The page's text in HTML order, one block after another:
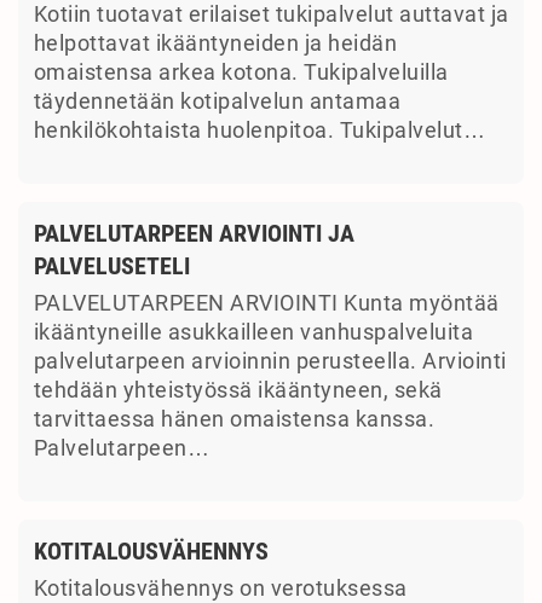
Kotiin tuotavat erilaiset tukipalvelut auttavat ja
helpottavat ikääntyneiden ja heidän
omaistensa arkea kotona. Tukipalveluilla
täydennetään kotipalvelun antamaa
henkilökohtaista huolenpitoa. Tukipalvelut…
PALVELUTARPEEN ARVIOINTI JA
PALVELUSETELI
PALVELUTARPEEN ARVIOINTI Kunta myöntää
ikääntyneille asukkailleen vanhuspalveluita
palvelutarpeen arvioinnin perusteella. Arviointi
tehdään yhteistyössä ikääntyneen, sekä
tarvittaessa hänen omaistensa kanssa.
Palvelutarpeen…
KOTITALOUSVÄHENNYS
Kotitalousvähennys on verotuksessa